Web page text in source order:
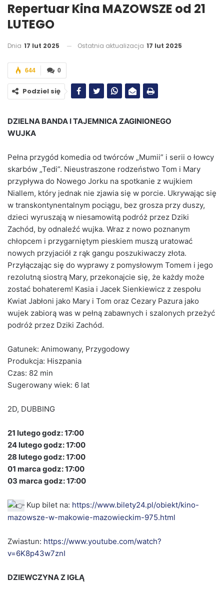
Repertuar Kina MAZOWSZE od 21
LUTEGO
Dnia 17 lut 2025 Ostatnia aktualizacja 17 lut 2025
0
644
Podziel się
DZIELNA BANDA I TAJEMNICA ZAGINIONEGO
WUJKA
Pełna przygód komedia od twórców „Mumii” i serii o łowcy
skarbów „Tedi”. Nieustraszone rodzeństwo Tom i Mary
przypływa do Nowego Jorku na spotkanie z wujkiem
Niallem, który jednak nie zjawia się w porcie. Ukrywając się
w transkontynentalnym pociągu, bez grosza przy duszy,
dzieci wyruszają w niesamowitą podróż przez Dziki
Zachód, by odnaleźć wujka. Wraz z nowo poznanym
chłopcem i przygarniętym pieskiem muszą uratować
nowych przyjaciół z rąk gangu poszukiwaczy złota.
Przyłączając się do wyprawy z pomysłowym Tomem i jego
rezolutną siostrą Mary, przekonajcie się, że każdy może
zostać bohaterem! Kasia i Jacek Sienkiewicz z zespołu
Kwiat Jabłoni jako Mary i Tom oraz Cezary Pazura jako
wujek zabiorą was w pełną zabawnych i szalonych przeżyć
podróż przez Dziki Zachód.
Gatunek: Animowany, Przygodowy
Produkcja: Hiszpania
Czas: 82 min
Sugerowany wiek: 6 lat
2D, DUBBING
21 lutego godz: 17:00
24 lutego godz: 17:00
28 lutego godz: 17:00
01 marca godz: 17:00
03 marca godz: 17:00
Kup bilet na: https://www.bilety24.pl/obiekt/kino-
mazowsze-w-makowie-mazowieckim-975.html
Zwiastun: https://www.youtube.com/watch?
v=6K8p43w7znI
DZIEWCZYNA Z IGŁĄ